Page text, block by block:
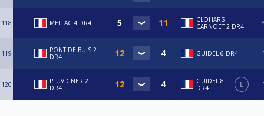
118 MELLAC 4 DR4
CLOHARS
CARNOET 2 DR4
119
PONT DE BUIS 2
DR4
GUIDEL 6 DR4
120
PLUVIGNER 2
DR4
GUIDEL 8
DR4
L